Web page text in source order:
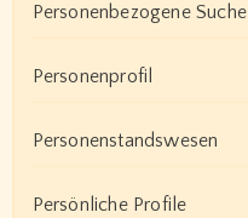
Personenbezogene Suche
Personenprofil
Personenstandswesen
Persönliche Profile